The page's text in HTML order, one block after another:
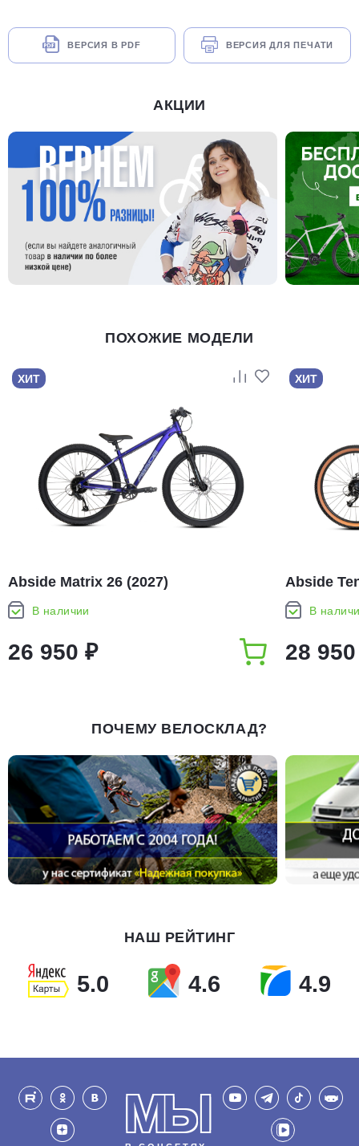
ВЕРСИЯ В PDF ВЕРСИЯ ДЛЯ ПЕЧАТИ
АКЦИИ
ПОХОЖИЕ МОДЕЛИ
ХИТ
Abside Matrix 26 (2027)
В наличии
26 950 ₽
ХИТ
Abside
В
28
ПОЧЕМУ ВЕЛОСКЛАД?
НАШ РЕЙТИНГ
5.0 4.6 4.9
МЫ